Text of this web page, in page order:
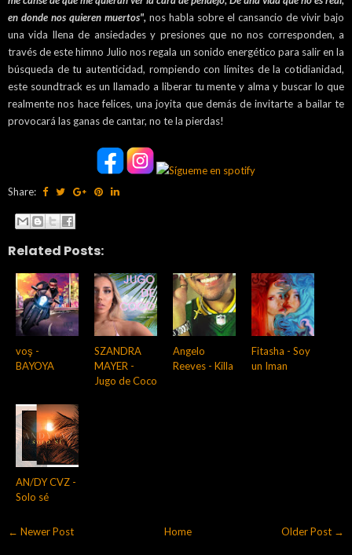
en donde nos quieren muertos", nos habla sobre el cansancio de vivir bajo
una vida llena de ansiedades y presiones que no nos corresponden, a
través de este himno Julio nos regala un sonido energético para salir en la
búsqueda de tu autenticidad, rompiendo con límites de la cotidianidad,
este soundtrack es un llamado a liberar tu mente y alma y buscar lo que
realmente nos hace felices, una joyita que demás de invitarte a bailar te
provocará las ganas de cantar, no te la pierdas!
Share:
Related Posts:
voş -
BAYOYA
SZANDRA
MAYER -
Jugo de Coco
Angelo
Reeves - Killa
Fitasha - Soy
un Iman
AN/DY CVZ -
Solo sé
← Newer Post Older Post →
Home